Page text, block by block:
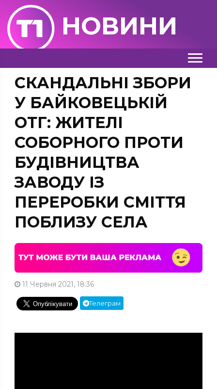
НОВИНИ
СКАНДАЛЬНІ ЗБОРИ
У БАЙКОВЕЦЬКІЙ
ОТГ: ЖИТЕЛІ
СОБОРНОГО ПРОТИ
БУДІВНИЦТВА
ЗАВОДУ ІЗ
ПЕРЕРОБКИ СМІТТЯ
ПОБЛИЗУ СЕЛА
11 Червня 2021, 18:36
Телеграм